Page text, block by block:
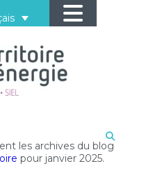
les archives du blog
pour janvier 2025.